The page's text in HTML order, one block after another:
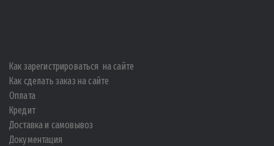
Как зарегистрироваться на сайте
Как сделать заказ на сайте
Оплата
Кредит
Доставка и самовывоз
Документация